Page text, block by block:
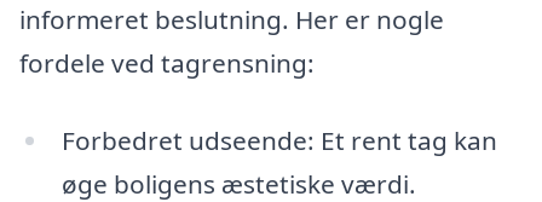
informeret beslutning. Her er nogle
fordele ved tagrensning:
Forbedret udseende: Et rent tag kan
øge boligens æstetiske værdi.